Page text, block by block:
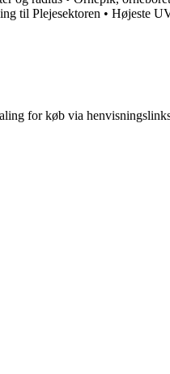
til Plejesektoren • Højeste
for køb via